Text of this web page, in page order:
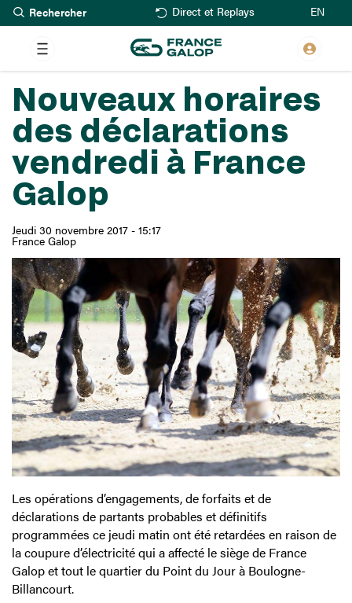
Aller
au
contenu
principal
Rechercher Direct et Replays EN
Nouveaux horaires
des déclarations
vendredi à France
Galop
Jeudi 30 novembre 2017 - 15:17
France Galop
Les opérations d’engagements, de forfaits et de
déclarations de partants probables et définitifs
programmées ce jeudi matin ont été retardées en raison de
la coupure d’électricité qui a affecté le siège de France
Galop et tout le quartier du Point du Jour à Boulogne-
Billancourt.